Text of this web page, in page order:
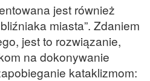
jest również
miasta”. Zdaniem
jest to rozwiązanie,
na dokonywanie
kataklizmom: